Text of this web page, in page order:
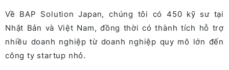
Về BAP Solution Japan, chúng tôi có 450 kỹ sư tại
Nhật Bản và Việt Nam, đồng thời có thành tích hỗ trợ
nhiều doanh nghiệp từ doanh nghiệp quy mô lớn đến
công ty startup nhỏ.